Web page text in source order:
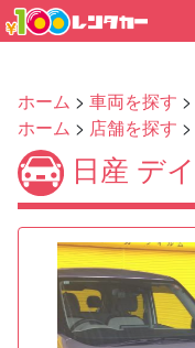
ホーム > 車両を探す >
ホーム > 店舗を探す >
日産 デ